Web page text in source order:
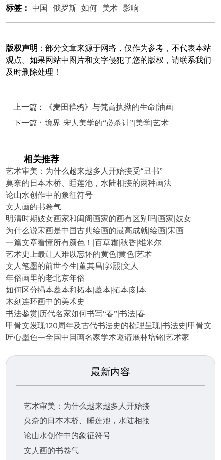
标签： 中国 俄罗斯 如何 美术 影响
版权声明 ：部分文章来源于网络，仅作为参考，不代表本站
观点。如果网站中图片和文字侵犯了您的版权，请联系我们
及时删除处理！
上一篇：
《麦田群鸦》与梵高执拗的生命|油画
下一篇： 境界 宋人美学的“必杀计”|美学|艺术
相关推荐
艺术审美：为什么越来越多人开始接受“丑书”
莫奈的日本木桥、睡莲池，水陆相接的两种画法
论山水创作中的象征符号
文人画的书卷气
明清时期妓女画家和闺阁画家的画有区别吗|画家|妓女
为什么说宋画是中国古典绘画的最高成就|绘画|宋画
一篇文章看懂所有颜色！|百草霜|秋香|维米尔
艺术史上最让人难以忘怀的黄色|黄色|艺术
文人笔墨的前世今生|董其昌|郭熙|文人
年俗画里的老北京年俗
如何区分搨本摹本和拓本|摹本|拓本|刻本
木刻连环画中的美术史
书法鉴赏|历代名家如何书写“春”|书法|春
甲骨文发现120周年及古代书法史的梳理呈现|书法史|甲骨文
匠心墨色—全国中国画名家学术邀请展林培铭|艺术家
最新内容
艺术审美：为什么越来越多人开始接
莫奈的日本木桥、睡莲池，水陆相接
论山水创作中的象征符号
文人画的书卷气